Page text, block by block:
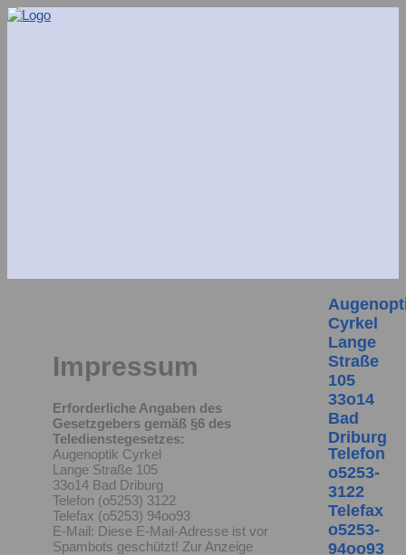
Cyrkel
Lange
Straße
105
33o14
Bad
Driburg
Telefon
o5253-
3122
Telefax
o5253-
94oo93
Impressum
Erforderliche Angaben des
Gesetzgebers gemäß §6 des
Teledienstegesetzes:
Augenoptik Cyrkel
Lange Straße 105
33o14 Bad Driburg
Telefon (o5253) 3122
Telefax (o5253) 94oo93
E-Mail: Diese E-Mail-Adresse ist vor
Spambots geschützt! Zur Anzeige